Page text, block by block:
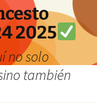
2025
no solo
también